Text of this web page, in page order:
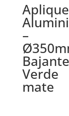
Aplique
–
Bajante
Verde
mate